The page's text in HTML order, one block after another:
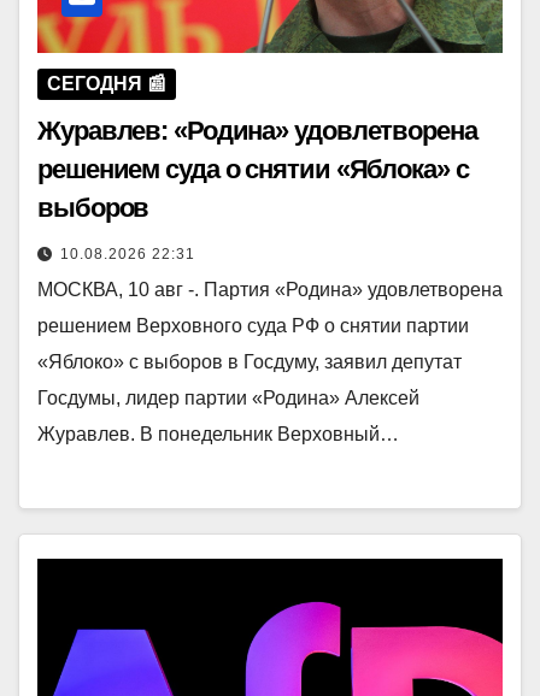
СЕГОДНЯ 📰
Журавлев: «Родина» удовлетворена
решением суда о снятии «Яблока» с
выборов
10.08.2026 22:31
МОСКВА, 10 авг -. Партия «Родина» удовлетворена
решением Верховного суда РФ о снятии партии
«Яблоко» с выборов в Госдуму, заявил депутат
Госдумы, лидер партии «Родина» Алексей
Журавлев. В понедельник Верховный…